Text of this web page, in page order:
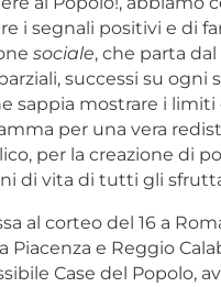
i segnali positivi e di
sociale, che parta dal
successi su ogni
sappia mostrare i
per una vera
per la creazione di
di vita di tutti gli
al corteo del 16 a
Piacenza e Reggio
Case del Popolo,